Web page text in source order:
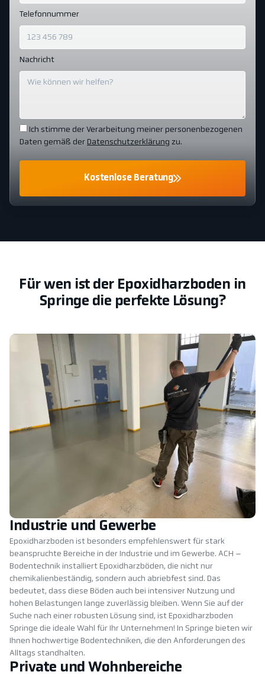
Telefonnummer
Nachricht
Ich stimme der Verarbeitung meiner personenbezogenen
Daten gemäß der Datenschutzerklärung zu.
Kostenlose Beratung
Für wen ist der Epoxidharzboden in
Springe die perfekte Lösung?
Industrie und Gewerbe
Epoxidharzboden ist besonders empfehlenswert für stark
beanspruchte Bereiche in der Industrie und im Gewerbe. ACH –
Bodentechnik installiert Epoxidharzböden, die nicht nur
chemikalienbeständig, sondern auch abriebfest sind. Das
bedeutet, dass diese Böden auch bei intensiver Nutzung und
hohen Belastungen lange zuverlässig bleiben. Wenn Sie auf der
Suche nach einer robusten Lösung sind, ist Epoxidharzboden
Springe die ideale Wahl für Ihr Unternehmen! In Springe bieten wir
Ihnen hochwertige Bodentechniken, die den Anforderungen des
Alltags standhalten.
Private und Wohnbereiche